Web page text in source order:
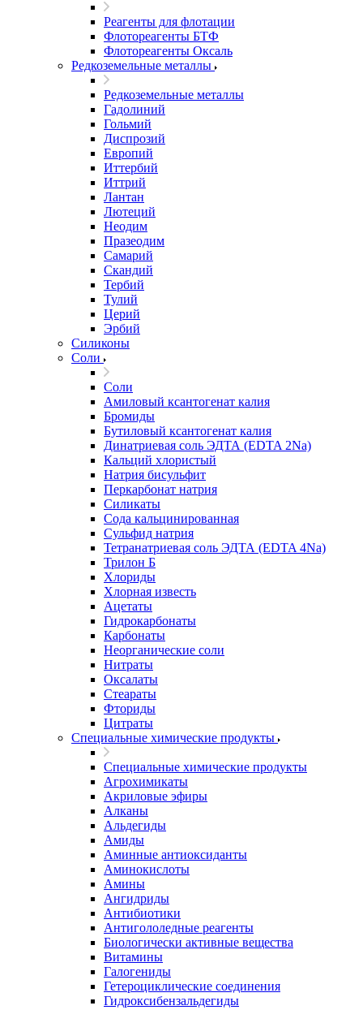
Реагенты для флотации
Флотореагенты БТФ
Флотореагенты Оксаль
Редкоземельные металлы
Редкоземельные металлы
Гадолиний
Гольмий
Диспрозий
Европий
Иттербий
Иттрий
Лантан
Лютеций
Неодим
Празеодим
Самарий
Скандий
Тербий
Тулий
Церий
Эрбий
Силиконы
Соли
Соли
Амиловый ксантогенат калия
Бромиды
Бутиловый ксантогенат калия
Динатриевая соль ЭДТА (EDTA 2Na)
Кальций хлористый
Натрия бисульфит
Перкарбонат натрия
Силикаты
Сода кальцинированная
Сульфид натрия
Тетранатриевая соль ЭДТА (EDTA 4Na)
Трилон Б
Хлориды
Хлорная известь
Ацетаты
Гидрокарбонаты
Карбонаты
Неорганические соли
Нитраты
Оксалаты
Стеараты
Фториды
Цитраты
Специальные химические продукты
Специальные химические продукты
Агрохимикаты
Акриловые эфиры
Алканы
Альдегиды
Амиды
Аминные антиоксиданты
Аминокислоты
Амины
Ангидриды
Антибиотики
Антигололедные реагенты
Биологически активные вещества
Витамины
Галогениды
Гетероциклические соединения
Гидроксибензальдегиды